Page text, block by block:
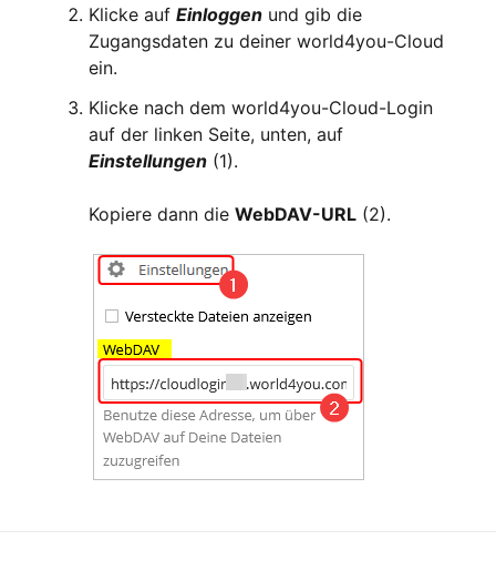
Klicke auf Einloggen und gib die
Zugangsdaten zu deiner world4you-Cloud
ein.
Klicke nach dem world4you-Cloud-Login
auf der linken Seite, unten, auf
Einstellungen (1).
Kopiere dann die WebDAV-URL (2).